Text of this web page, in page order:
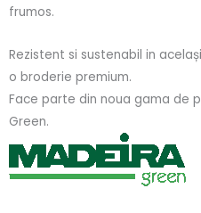
frumos.
Rezistent si sustenabil in
o broderie premium.
Face parte din noua gama de
Green.